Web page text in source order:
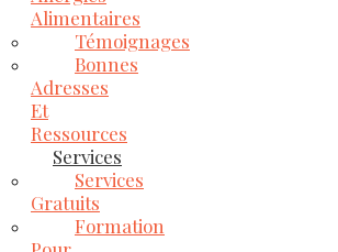
Alimentaires
Témoignages
Bonnes
Adresses
Et
Ressources
Services
Services
Gratuits
Formation